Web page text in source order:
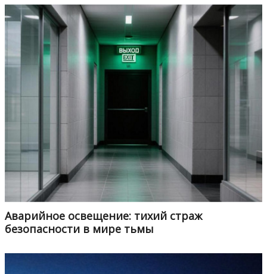
Аварийное освещение: тихий страж
безопасности в мире тьмы